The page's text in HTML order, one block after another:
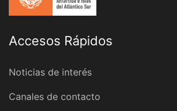
Accesos Rápidos
Noticias de interés
Canales de contacto